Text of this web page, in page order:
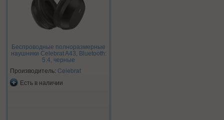
Беспроводные полноразмерные
наушники Celebrat A43, Bluetooth:
5.4, черные
Производитель: Celebrat
Есть в наличии